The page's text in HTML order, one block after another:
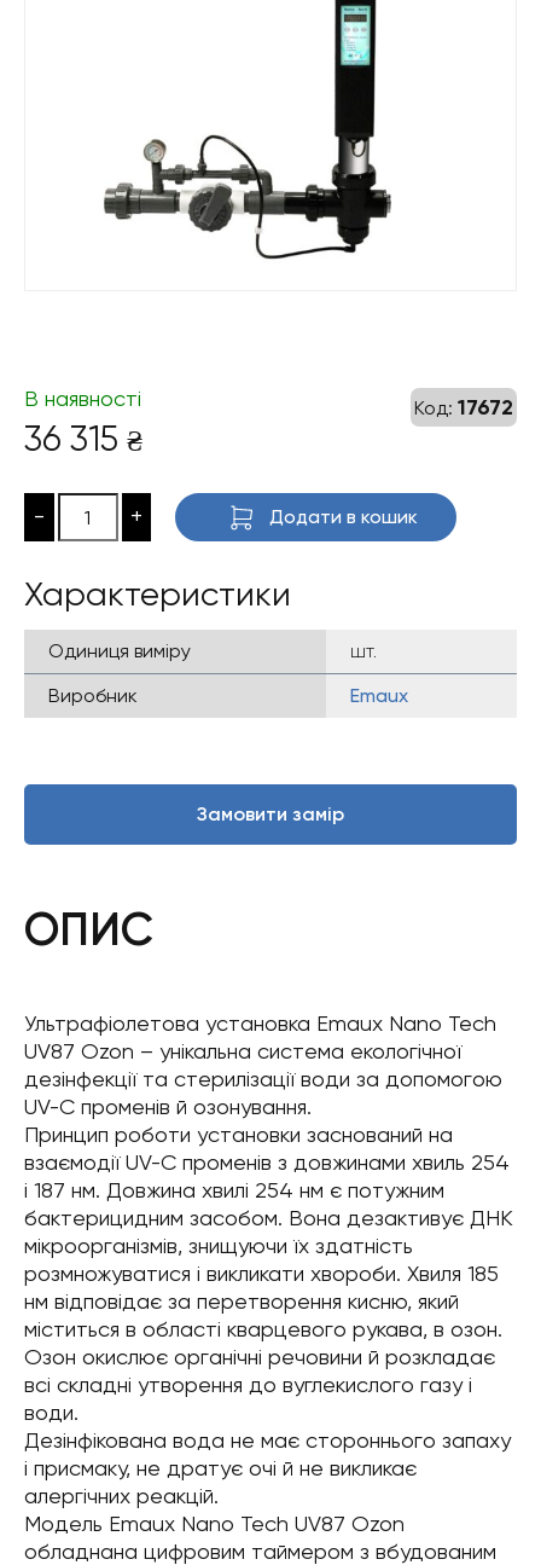
Код: 17672
В наявності
36 315 ₴
- + Додати в кошик
Характеристики
Одиниця виміру
шт.
Виробник
Emaux
Замовити замір
ОПИС
Ультрафіолетова установка Emaux Nano Tech
UV87 Ozon – унікальна система екологічної
дезінфекції та стерилізації води за допомогою
UV-C променів й озонування.
Принцип роботи установки заснований на
взаємодії UV-C променів з довжинами хвиль 254
і 187 нм. Довжина хвилі 254 нм є потужним
бактерицидним засобом. Вона дезактивує ДНК
мікроорганізмів, знищуючи їх здатність
розмножуватися і викликати хвороби. Хвиля 185
нм відповідає за перетворення кисню, який
міститься в області кварцевого рукава, в озон.
Озон окислює органічні речовини й розкладає
всі складні утворення до вуглекислого газу і
води.
Дезінфікована вода не має стороннього запаху
і присмаку, не дратує очі й не викликає
алергічних реакцій.
Модель Emaux Nano Tech UV87 Ozon
обладнана цифровим таймером з вбудованим